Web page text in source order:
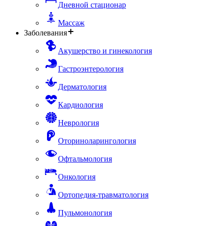
Дневной стационар
Массаж
Заболевания
Акушерство и гинекология
Гастроэнтерология
Дерматология
Кардиология
Неврология
Оториноларингология
Офтальмология
Онкология
Ортопедия-травматология
Пульмонология